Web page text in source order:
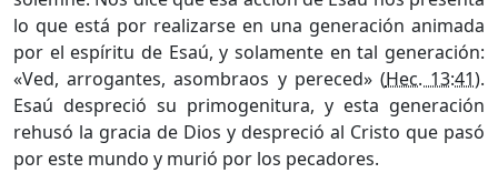
lo que está por realizarse en una generación animada
por el espíritu de Esaú, y solamente en tal generación:
«Ved, arrogantes, asombraos y pereced» (Hec. 13:41).
Esaú despreció su primogenitura, y esta generación
rehusó la gracia de Dios y despreció al Cristo que pasó
por este mundo y murió por los pecadores.